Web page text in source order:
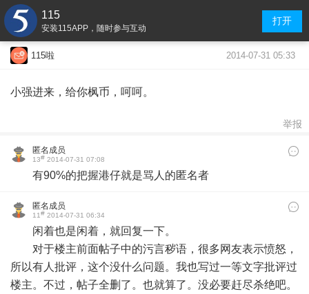
115
安装115APP，随时参与互动
打开
115啦 2014-07-31 05:33
小强进来，给你枫币，呵呵。
举报
匿名成员
13# 2014-07-31 07:08
有90%的把握港仔就是骂人的匿名者
匿名成员
11# 2014-07-31 06:34
闲着也是闲着，就回复一下。
对于楼主前面帖子中的污言秽语，很多网友表示愤怒，
所以有人批评，这个没什么问题。我也写过一等文字批评过
楼主。不过，帖子全删了。也就算了。没必要赶尽杀绝吧。